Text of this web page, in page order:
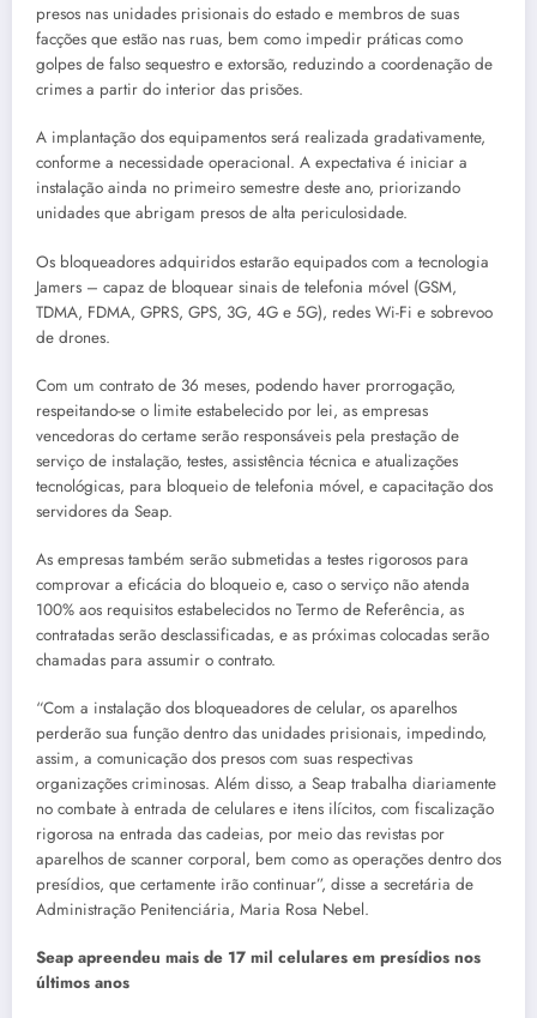
presos nas unidades prisionais do estado e membros de suas
facções que estão nas ruas, bem como impedir práticas como
golpes de falso sequestro e extorsão, reduzindo a coordenação de
crimes a partir do interior das prisões.
A implantação dos equipamentos será realizada gradativamente,
conforme a necessidade operacional. A expectativa é iniciar a
instalação ainda no primeiro semestre deste ano, priorizando
unidades que abrigam presos de alta periculosidade.
Os bloqueadores adquiridos estarão equipados com a tecnologia
Jamers – capaz de bloquear sinais de telefonia móvel (GSM,
TDMA, FDMA, GPRS, GPS, 3G, 4G e 5G), redes Wi-Fi e sobrevoo
de drones.
Com um contrato de 36 meses, podendo haver prorrogação,
respeitando-se o limite estabelecido por lei, as empresas
vencedoras do certame serão responsáveis pela prestação de
serviço de instalação, testes, assistência técnica e atualizações
tecnológicas, para bloqueio de telefonia móvel, e capacitação dos
servidores da Seap.
As empresas também serão submetidas a testes rigorosos para
comprovar a eficácia do bloqueio e, caso o serviço não atenda
100% aos requisitos estabelecidos no Termo de Referência, as
contratadas serão desclassificadas, e as próximas colocadas serão
chamadas para assumir o contrato.
“Com a instalação dos bloqueadores de celular, os aparelhos
perderão sua função dentro das unidades prisionais, impedindo,
assim, a comunicação dos presos com suas respectivas
organizações criminosas. Além disso, a Seap trabalha diariamente
no combate à entrada de celulares e itens ilícitos, com fiscalização
rigorosa na entrada das cadeias, por meio das revistas por
aparelhos de scanner corporal, bem como as operações dentro dos
presídios, que certamente irão continuar”, disse a secretária de
Administração Penitenciária, Maria Rosa Nebel.
Seap apreendeu mais de 17 mil celulares em presídios nos
últimos anos